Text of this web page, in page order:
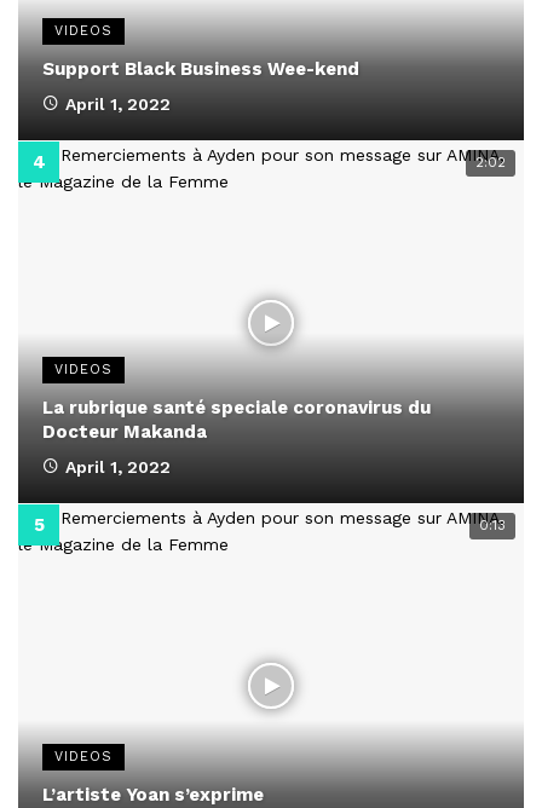
VIDEOS
Support Black Business Wee-kend
April 1, 2022
2:02
VIDEOS
La rubrique santé speciale coronavirus du
Docteur Makanda
April 1, 2022
0:13
VIDEOS
L’artiste Yoan s’exprime